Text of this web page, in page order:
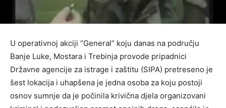
U operativnoj akciji “General” koju danas na području
Banje Luke, Mostara i Trebinja provode pripadnici
Državne agencije za istrage i zaštitu (SIPA) pretreseno je
šest lokacija i uhapšena je jedna osoba za koju postoji
osnov sumnje da je počinila krivična djela organizovani